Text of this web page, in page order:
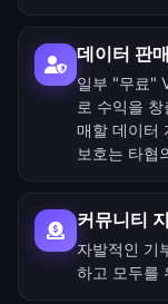
데이터 판
일부 "무료"
로 수익을
매할 데이터
보호는 타협
커뮤니티
자발적인 기
하고 모두를